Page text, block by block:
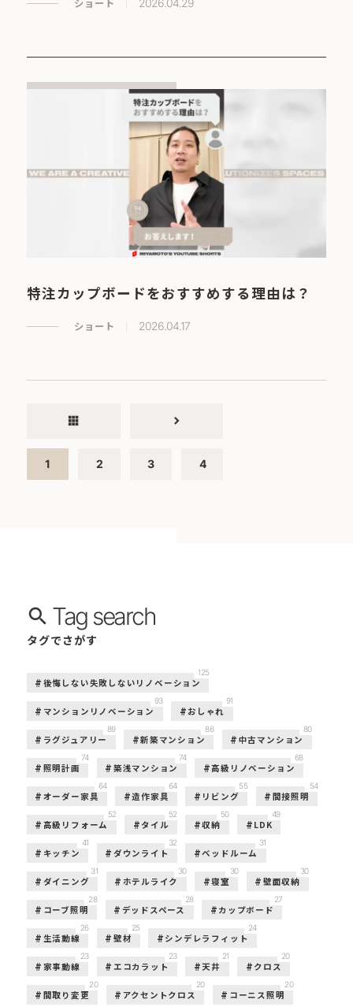
ショート 2026.04.29
特注カップボードをおすすめする理由は？
ショート 2026.04.17
apps chevron_right
1 2 3 4
Tag search
タグでさがす
後悔しない失敗しないリノベーション
125
マンションリノベーション
93
おしゃれ
91
ラグジュアリー
89
新築マンション
86
中古マンション
80
照明計画
74
築浅マンション
74
高級リノベーション
68
オーダー家具
64
造作家具
64
リビング
55
間接照明
54
高級リフォーム
52
タイル
52
収納
50
LDK
49
キッチン
41
ダウンライト
32
ベッドルーム
31
ダイニング
31
ホテルライク
30
寝室
30
壁面収納
30
コーブ照明
28
デッドスペース
28
カップボード
27
生活動線
26
壁材
25
シンデレラフィット
24
家事動線
23
エコカラット
23
天井
21
クロス
20
間取り変更
20
アクセントクロス
20
コーニス照明
20